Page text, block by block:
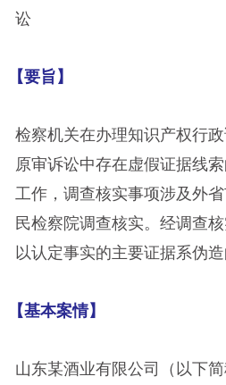
讼
【要旨】
检察机关在办理知识产权行
原审诉讼中存在虚假证据线
工作，调查核实事项涉及外
民检察院调查核实。经调查
以认定事实的主要证据系伪
【基本案情】
山东某酒业有限公司（以下